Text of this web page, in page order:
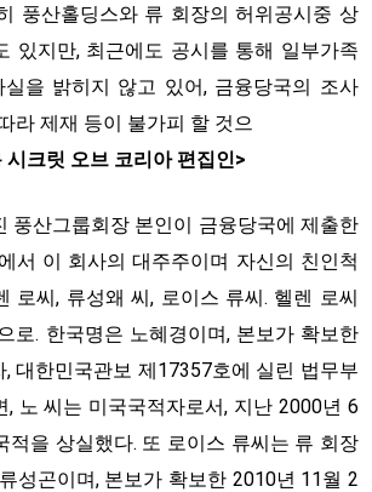
풍산홀딩스와 류 회장의 허위공시중 상
있지만, 최근에도 공시를 통해 일부가족
실을 밝히지 않고 있어, 금융당국의 조사
라 제재 등이 불가피 할 것으
시크릿 오브 코리아 편집인>
풍산그룹회장 본인이 금융당국에 제출한
서 이 회사의 대주주이며 자신의 친인척
로씨, 류성왜 씨, 로이스 류씨. 헬렌 로씨
로. 한국명은 노혜경이며, 본보가 확보한
대한민국관보 제17357호에 실린 법무부
, 노 씨는 미국국적자로서, 지난 2000년 6
적을 상실했다. 또 로이스 류씨는 류 회장
성곤이며, 본보가 확보한 2010년 11월 2